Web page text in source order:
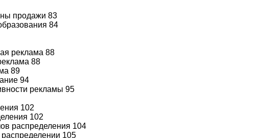
продажи 83
84
реклама 88
88
89
94
рекламы 95
102
102
распределения 104
105